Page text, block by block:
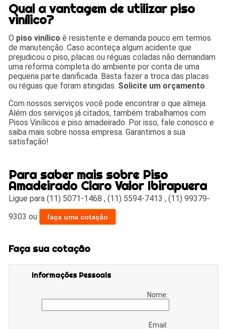
Qual a vantagem de utilizar piso
vinílico?
O piso vinílico é resistente e demanda pouco em termos
de manutenção. Caso aconteça algum acidente que
prejudicou o piso, placas ou réguas coladas não demandam
uma reforma completa do ambiente por conta de uma
pequena parte danificada. Basta fazer a troca das placas
ou réguas que foram atingidas. Solicite um orçamento.
Com nossos serviços você pode encontrar o que almeja.
Além dos serviços já citados, também trabalhamos com
Pisos Vinílicos e piso amadeirado. Por isso, fale conosco e
saiba mais sobre nossa empresa. Garantimos a sua
satisfação!
Para saber mais sobre Piso
Amadeirado Claro Valor Ibirapuera
Ligue para(11) 5071-1468 ,(11) 5594-7413 ,(11) 99379-
9303 ou faça uma cotação
Faça sua cotação
Informações Pessoais
Nome:
Email: